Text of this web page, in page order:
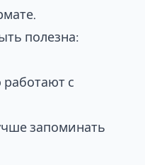
полезна:
с
запоминать